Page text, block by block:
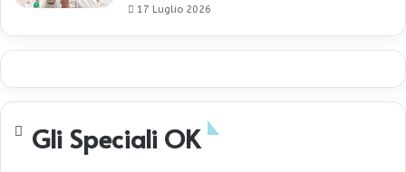
17 Luglio 2026
Gli Speciali OK